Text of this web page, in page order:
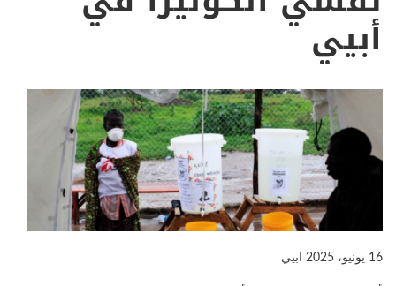
أبيي
16 يونيو، 2025 ابيي